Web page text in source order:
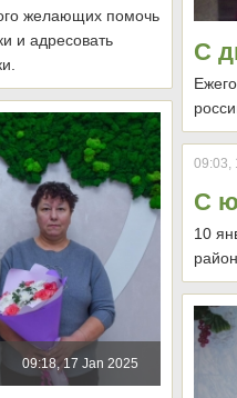
желающих помочь
и адресовать
09:18, 17 Jan 2025
С
09:03,
С
10